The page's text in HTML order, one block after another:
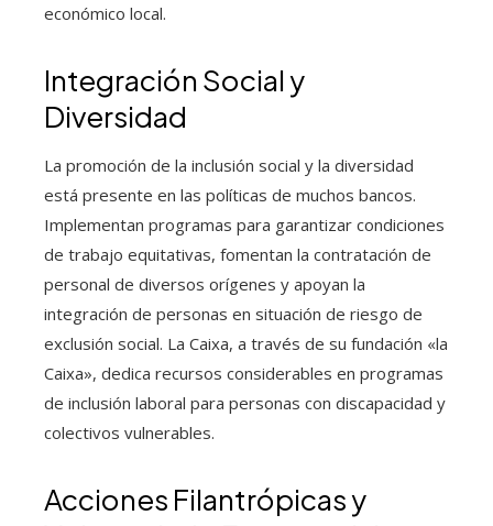
económico local.
Integración Social y
Diversidad
La promoción de la inclusión social y la diversidad
está presente en las políticas de muchos bancos.
Implementan programas para garantizar condiciones
de trabajo equitativas, fomentan la contratación de
personal de diversos orígenes y apoyan la
integración de personas en situación de riesgo de
exclusión social. La Caixa, a través de su fundación «la
Caixa», dedica recursos considerables en programas
de inclusión laboral para personas con discapacidad y
colectivos vulnerables.
Acciones Filantrópicas y